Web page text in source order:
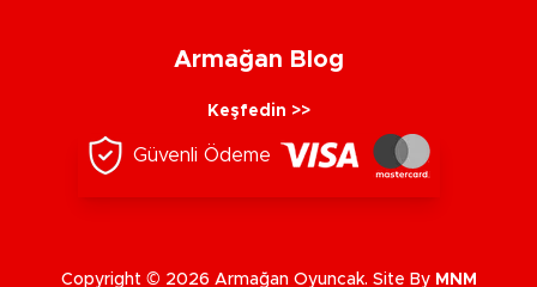
Armağan Blog
Keşfedin >>
Güvenli Ödeme
Copyright © 2026 Armağan Oyuncak. Site By MNM